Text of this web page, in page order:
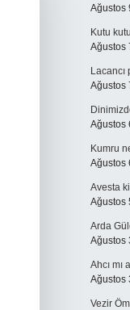
Ağustos
Kutu
Ağustos
Ağustos
Ağustos
Kumru
Ağustos
Avesta
Ağustos
Arda
Ağustos
Ahcı mı
Ağustos
Vezir